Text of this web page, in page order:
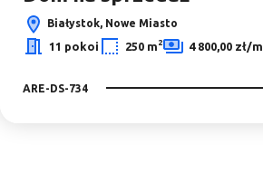
Białystok, Nowe Miasto
11 pokoi 250 m2 4 800,00 zł/m
ARE-DS-734